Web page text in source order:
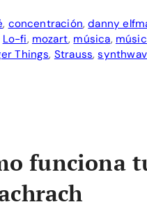
, concentración,danny
Lo-fi, mozart, música,
Things, Strauss,
funciona